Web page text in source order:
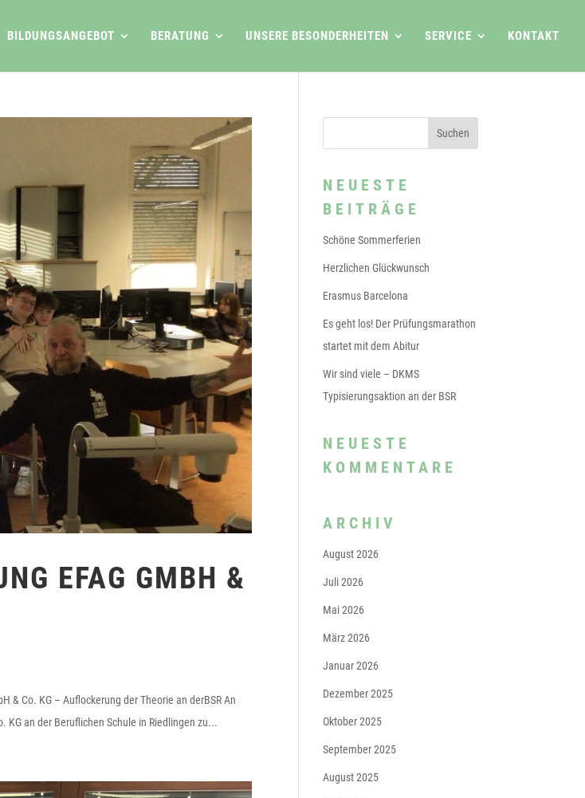
BILDUNGSANGEBOT BERATUNG UNSERE BESONDERHEITEN SERVICE KONTAKT
EFAG GMBH &
& Co. KG – Auflockerung der Theorie an derBSR An
KG an der Beruflichen Schule in Riedlingen zu...
NEUESTE
BEITRÄGE
Schöne Sommerferien
Herzlichen Glückwunsch
Erasmus Barcelona
Es geht los! Der Prüfungsmarathon
startet mit dem Abitur
Wir sind viele – DKMS
Typisierungsaktion an der BSR
NEUESTE
KOMMENTARE
ARCHIV
August 2026
Juli 2026
Mai 2026
März 2026
Januar 2026
Dezember 2025
Oktober 2025
September 2025
August 2025